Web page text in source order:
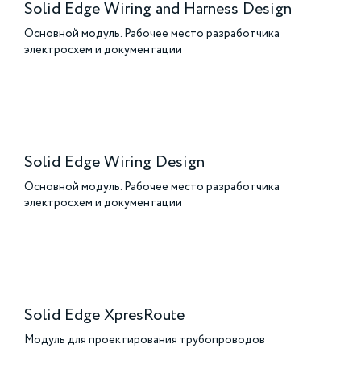
Solid Edge Wiring and Harness Design
Основной модуль. Рабочее место разработчика
электросхем и документации
Solid Edge Wiring Design
Основной модуль. Рабочее место разработчика
электросхем и документации
Solid Edge XpresRoute
Модуль для проектирования трубопроводов